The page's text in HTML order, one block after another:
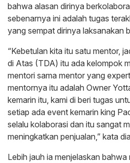
bahwa alasan dirinya
sebenarnya ini adalah tugas
yang sempat dirinya laksanakan
“Kebetulan kita itu satu mentor,
di Atas (TDA) itu ada kelompok
mentori sama mentor yang
mentornya itu adalah Owner
kemarin itu, kami di beri tugas
setiap ada event kemarin king
selalu kolaborasi dan itu sangat
meningkatkan penjualan,” kata
Lebih jauh ia menjelaskan